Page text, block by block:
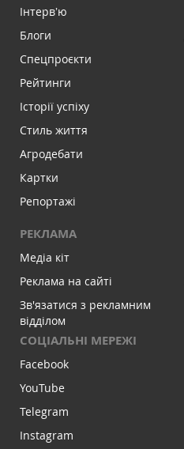
Інтервʼю
Блоги
Спецпроєкти
Рейтинги
Історії успіху
Стиль життя
Агродебати
Картки
Репортажі
РЕКЛАМА
Медіа кіт
Реклама на сайті
Зв'язатися з рекламним
відділом
СОЦІАЛЬНІ МЕРЕЖІ
Facebook
YouTube
Telegram
Instagram